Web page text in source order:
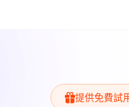
提供免費試